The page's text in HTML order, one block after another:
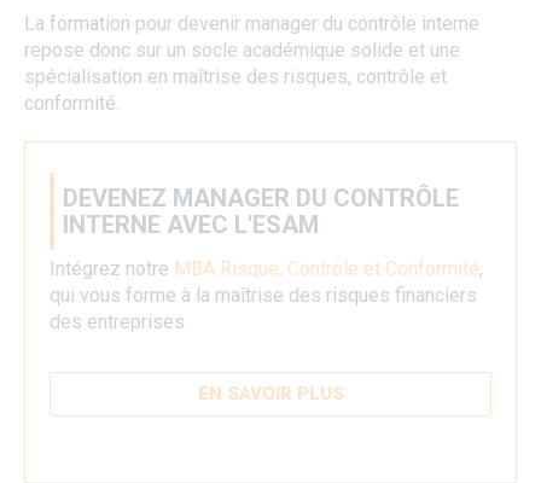
La formation pour devenir manager du contrôle interne
repose donc sur un socle académique solide et une
spécialisation en maîtrise des risques, contrôle et
conformité.
DEVENEZ MANAGER DU CONTRÔLE
INTERNE AVEC L'ESAM
Intégrez notre MBA Risque, Contrôle et Conformité,
qui vous forme à la maîtrise des risques financiers
des entreprises.
EN SAVOIR PLUS